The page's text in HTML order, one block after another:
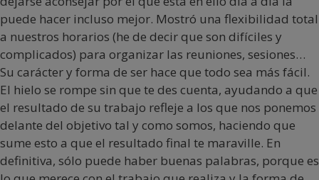
puede hacer incluso mejor. Mostró una flexibilidad total
a nuestros horarios (he de decir que son difíciles y
complicados) para organizar las reuniones, sesiones…
Su carácter y forma de ser hace que todo sea más fácil.
El hielo se rompe sin que te des cuenta, ayudando a que
el resultado de su trabajo refleje a los que nos ponemos
delante del objetivo tal y como somos, haciendo que
sume esto a que el resultado final te maraville. En
definitiva, sólo puede haber buenas palabras, porque es